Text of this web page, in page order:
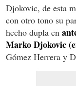
Djokovic, de esta
con otro tono su
hecho dupla en
Marko Djokovic
Gómez Herrera y